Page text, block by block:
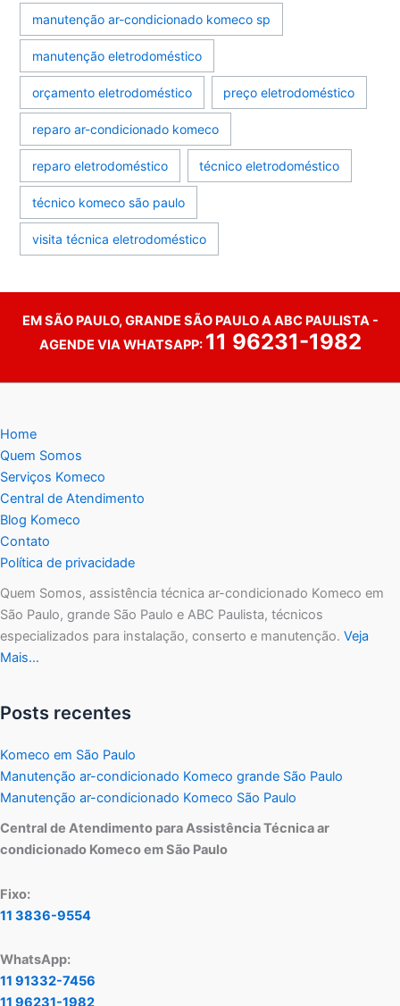
manutenção ar-condicionado komeco sp
manutenção eletrodoméstico
orçamento eletrodoméstico preço eletrodoméstico
reparo ar-condicionado komeco
reparo eletrodoméstico técnico eletrodoméstico
técnico komeco são paulo
visita técnica eletrodoméstico
EM SÃO PAULO, GRANDE SÃO PAULO A ABC PAULISTA -
AGENDE VIA WHATSAPP: 11 96231-1982
Home
Quem Somos
Serviços Komeco
Central de Atendimento
Blog Komeco
Contato
Política de privacidade
Quem Somos, assistência técnica ar-condicionado Komeco em
São Paulo, grande São Paulo e ABC Paulista, técnicos
especializados para instalação, conserto e manutenção. Veja
Mais…
Posts recentes
Komeco em São Paulo
Manutenção ar-condicionado Komeco grande São Paulo
Manutenção ar-condicionado Komeco São Paulo
Central de Atendimento para Assistência Técnica ar
condicionado Komeco em São Paulo
Fixo:
11 3836-9554
WhatsApp:
11 91332-7456